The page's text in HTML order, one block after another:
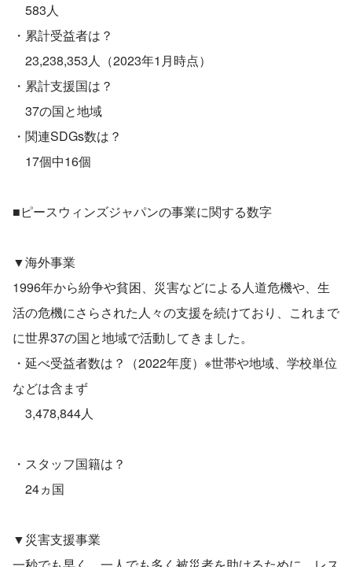
583人
・累計受益者は？
23,238,353人（2023年1月時点）
・累計支援国は？
37の国と地域
・関連SDGs数は？
17個中16個
■ピースウィンズジャパンの事業に関する数字
▼海外事業
1996年から紛争や貧困、災害などによる人道危機や、生
活の危機にさらされた人々の支援を続けており、これまで
に世界37の国と地域で活動してきました。
・延べ受益者数は？（2022年度）※世帯や地域、学校単位
などは含まず
3,478,844人
・スタッフ国籍は？
24ヵ国
▼災害支援事業